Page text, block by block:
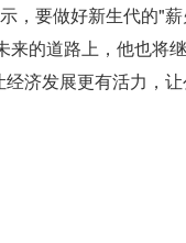
，要做好新生代的"
的道路上，他也将
济发展更有活力，